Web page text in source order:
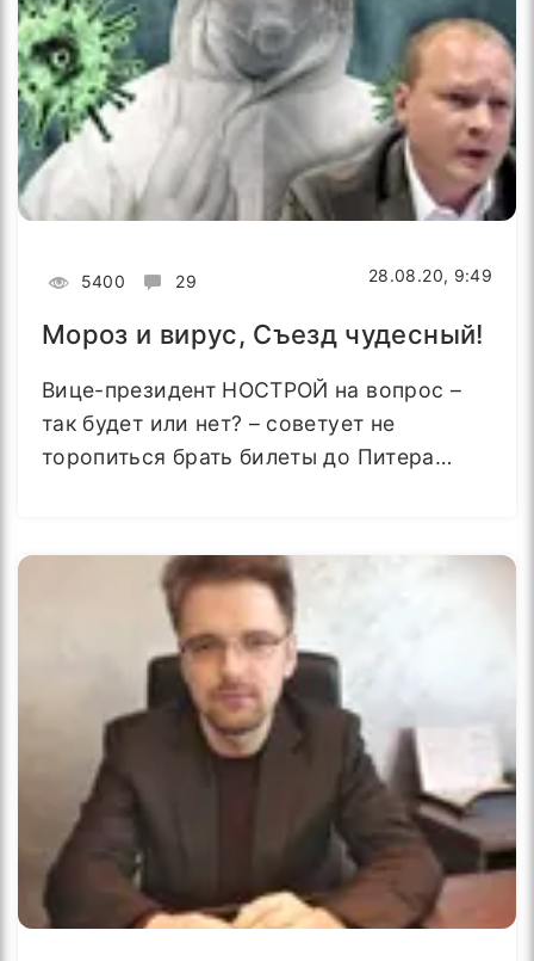
5400 29 28.08.20, 9:49
Мороз и вирус, Съезд чудесный!
Вице-президент НОСТРОЙ на вопрос –
так будет или нет? – советует не
торопиться брать билеты до Питера…